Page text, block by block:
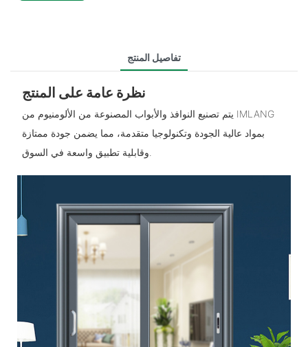
تفاصيل المنتج
نظرة عامة على المنتج
يتم تصنيع النوافذ والأبواب المصنوعة من الألومنيوم من IMLANG
بمواد عالية الجودة وتكنولوجيا متقدمة، مما يضمن جودة ممتازة